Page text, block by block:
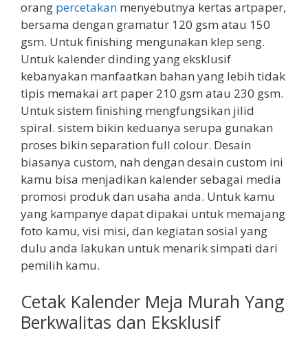
orang percetakan menyebutnya kertas artpaper,
bersama dengan gramatur 120 gsm atau 150
gsm. Untuk finishing mengunakan klep seng.
Untuk kalender dinding yang eksklusif
kebanyakan manfaatkan bahan yang lebih tidak
tipis memakai art paper 210 gsm atau 230 gsm.
Untuk sistem finishing mengfungsikan jilid
spiral. sistem bikin keduanya serupa gunakan
proses bikin separation full colour. Desain
biasanya custom, nah dengan desain custom ini
kamu bisa menjadikan kalender sebagai media
promosi produk dan usaha anda. Untuk kamu
yang kampanye dapat dipakai untuk memajang
foto kamu, visi misi, dan kegiatan sosial yang
dulu anda lakukan untuk menarik simpati dari
pemilih kamu.
Cetak Kalender Meja Murah Yang
Berkwalitas dan Eksklusif